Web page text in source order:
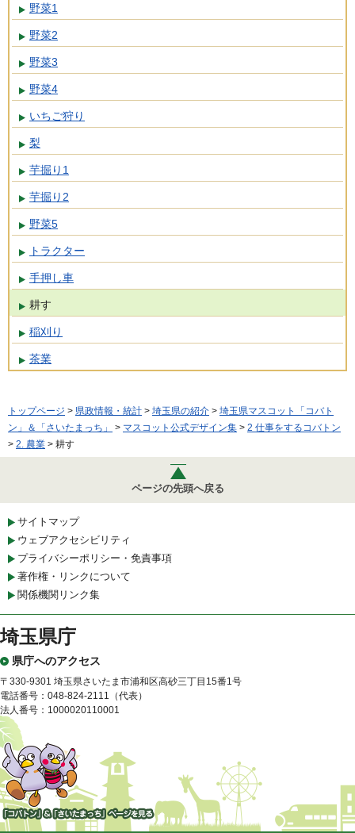
野菜1
野菜2
野菜3
野菜4
いちご狩り
梨
芋掘り1
芋掘り2
野菜5
トラクター
手押し車
耕す
稲刈り
茶業
トップページ > 県政情報・統計 > 埼玉県の紹介 > 埼玉県マスコット「コバト
ン」＆「さいたまっち」
> マスコット公式デザイン集 > 2 仕事をするコバトン
> 2. 農業 > 耕す
ページの先頭へ戻る
サイトマップ
ウェブアクセシビリティ
プライバシーポリシー・免責事項
著作権・リンクについて
関係機関リンク集
埼玉県庁
県庁へのアクセス
〒330-9301 埼玉県さいたま市浦和区高砂三丁目15番1号
電話番号：048-824-2111（代表）
法人番号：1000020110001
「コバトン」&「さいたまっ